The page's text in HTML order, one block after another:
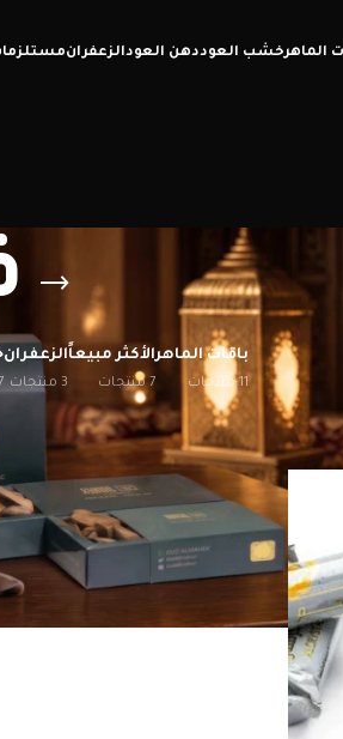
الماهرخشب العوددهن العودالزعفران
باقات الماهر
11 منتجات
الأكثر مبيعاً
7 منتجات
الزعفران
3 منتجات 7 منتجات